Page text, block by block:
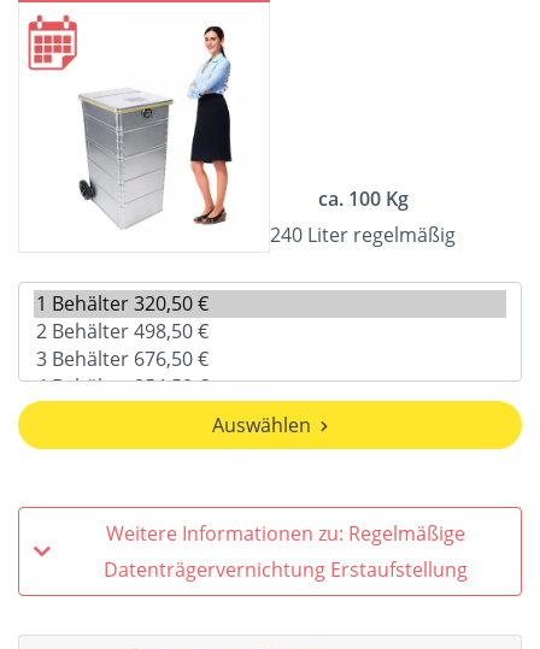
ca. 100 Kg
240 Liter regelmäßig
Auswählen
Weitere Informationen zu: Regelmäßige
Datenträgervernichtung Erstaufstellung